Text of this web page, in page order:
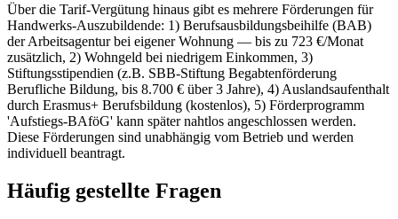
Über die Tarif-Vergütung hinaus gibt es mehrere Förderungen für
Handwerks-Auszubildende: 1) Berufsausbildungsbeihilfe (BAB)
der Arbeitsagentur bei eigener Wohnung — bis zu 723 €/Monat
zusätzlich, 2) Wohngeld bei niedrigem Einkommen, 3)
Stiftungsstipendien (z.B. SBB-Stiftung Begabtenförderung
Berufliche Bildung, bis 8.700 € über 3 Jahre), 4) Auslandsaufenthalt
durch Erasmus+ Berufsbildung (kostenlos), 5) Förderprogramm
'Aufstiegs-BAföG' kann später nahtlos angeschlossen werden.
Diese Förderungen sind unabhängig vom Betrieb und werden
individuell beantragt.
Häufig gestellte Fragen